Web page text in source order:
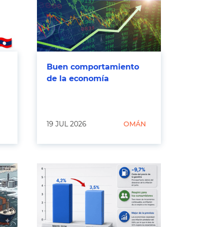
Buen comportamiento
de la economía
19 JUL 2026 OMÁN